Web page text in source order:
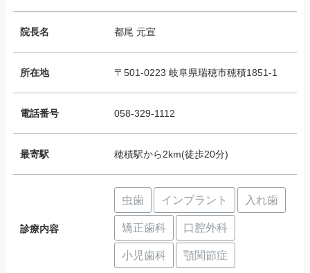
院長名 都尾 元宣
所在地 〒501-0223 岐阜県瑞穂市穂積1851-1
電話番号 058-329-1112
最寄駅 穂積駅から2km(徒歩20分)
診療内容
虫歯 インプラント 入れ歯
矯正歯科 口腔外科
小児歯科 顎関節症